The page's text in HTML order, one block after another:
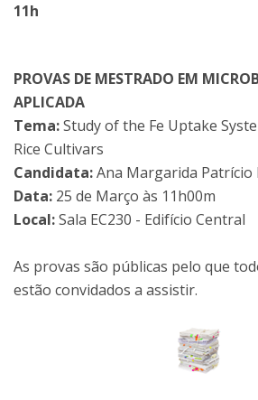
11h
PROVAS DE MESTRADO EM
APLICADA
Tema:Study of the Fe Uptake
Rice Cultivars
Candidata:Ana Margarida Patrício
Data: 25 de Março às 11h00m
Local:Sala EC230 - Edifício Central
As provas são públicas pelo que
estão convidados a assistir.